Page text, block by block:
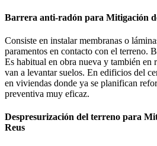
Barrera anti-radón para Mitigación
Consiste en instalar membranas o
paramentos en contacto con el terreno.
Es habitual en obra nueva y también en
van a levantar suelos. En edificios del
en viviendas donde ya se planifican
preventiva muy eficaz.
Despresurización del terreno para
Reus